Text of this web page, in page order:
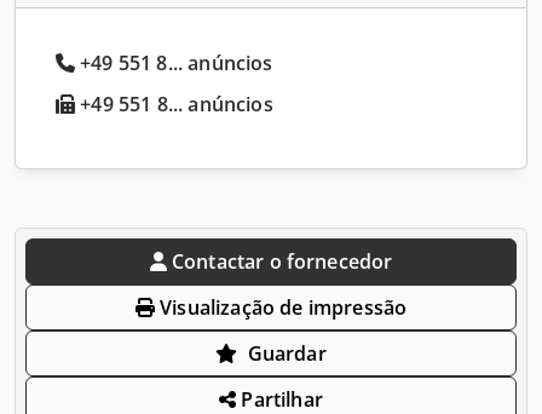
+49 551 8... anúncios
+49 551 8... anúncios
Contactar o fornecedor
Visualização de impressão
Guardar
Partilhar